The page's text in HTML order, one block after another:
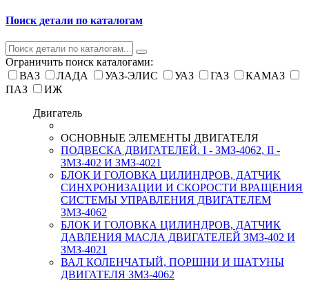
Поиск детали по каталогам
Ограничить поиск каталогами:
ВАЗ
ЛАДА УАЗ-ЭЛИС УАЗ ГАЗ
КАМАЗ
ПАЗ
ИЖ
Двигатель
ОСНОВНЫЕ ЭЛЕМЕНТЫ ДВИГАТЕЛЯ
ПОДВЕСКА ДВИГАТЕЛЕЙ. I - ЗМЗ-4062, II -
ЗМЗ-402 И ЗМЗ-4021
БЛОК И ГОЛОВКА ЦИЛИНДРОВ, ДАТЧИК
СИНХРОНИЗАЦИИ И СКОРОСТИ ВРАЩЕНИЯ
СИСТЕМЫ УПРАВЛЕНИЯ ДВИГАТЕЛЕМ
ЗМЗ-4062
БЛОК И ГОЛОВКА ЦИЛИНДРОВ, ДАТЧИК
ДАВЛЕНИЯ МАСЛА ДВИГАТЕЛЕЙ ЗМЗ-402 И
ЗМЗ-4021
ВАЛ КОЛЕНЧАТЫЙ, ПОРШНИ И ШАТУНЫ
ДВИГАТЕЛЯ ЗМЗ-4062